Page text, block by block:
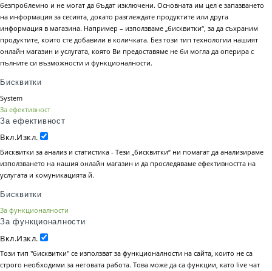
безпроблемно и не могат да бъдат изключени. Основната им цел е запазването
на информация за сесията, докато разглеждате продуктите или друга
информация в магазина. Например – използваме „бисквитки“, за да съхраним
продуктите, които сте добавили в количката. Без този тип технологии нашият
онлайн магазин и услугата, която Ви предоставяме не би могла да оперира с
пълните си възможности и функционалности.
Бисквитки
System
За ефективност
За ефективност
Вкл.Изкл.
Бисквитки за анализ и статистика - Тези „бисквитки“ ни помагат да анализираме
използването на нашия онлайн магазин и да проследяваме ефективността на
услугата и комуникацията й.
Бисквитки
За функционалности
За функционалности
Вкл.Изкл.
Този тип "бисквитки" се използват за функционалности на сайта, които не са
строго необходими за неговата работа. Това може да са функции, като live чат